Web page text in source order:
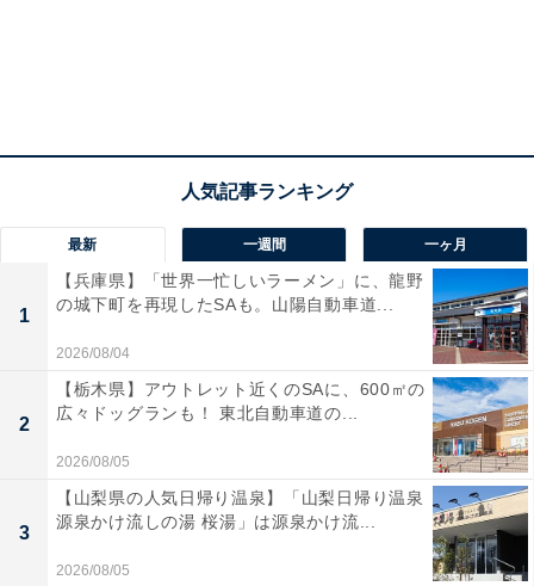
いように細心の注意を払って。有望なのは年下の異性。
ラッキーポイント……アクアブルー、水玉模様、ア
ニマルカフェ、ガラスのアクセサリー
最新 一週間 一ヶ月
1
【兵庫県】「世界一忙しいラーメン」に、龍野
の城下町を再現したSAも。山陽自動車道...
2026/08/04
2
【栃木県】アウトレット近くのSAに、600㎡の
広々ドッグランも！ 東北自動車道の...
2026/08/05
3
【山梨県の人気日帰り温泉】「山梨日帰り温泉
源泉かけ流しの湯 桜湯」は源泉かけ流...
2026/08/05